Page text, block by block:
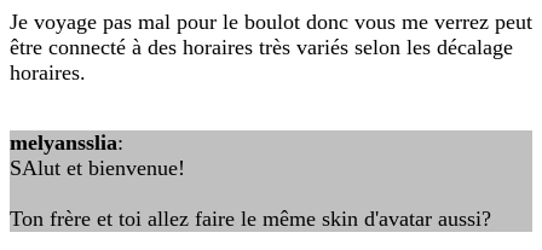
Je voyage pas mal pour le boulot donc vous me verrez peut
être connecté à des horaires très variés selon les décalage
horaires.
melyansslia:
SAlut et bienvenue!
Ton frère et toi allez faire le même skin d'avatar aussi?